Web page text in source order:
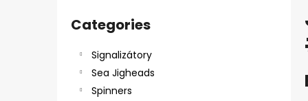
Skip
categories
Categories
Signalizátory
Sea Jigheads
Spinners